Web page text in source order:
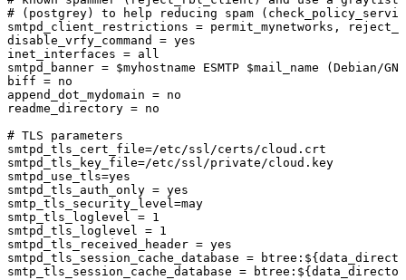
# (postgrey) to help reducing spam
smtpd_client_restrictions = permit_mynetworks,
disable_vrfy_command = yes
inet_interfaces = all
smtpd_banner = $myhostname ESMTP $mail_name (Debian/
biff = no
append_dot_mydomain = no
readme_directory = no
# TLS parameters
smtpd_tls_cert_file=/etc/ssl/certs/cloud.crt
smtpd_tls_key_file=/etc/ssl/private/cloud.key
smtpd_use_tls=yes
smtpd_tls_auth_only = yes
smtp_tls_security_level=may
smtp_tls_loglevel = 1
smtpd_tls_loglevel = 1
smtpd_tls_received_header = yes
smtpd_tls_session_cache_database =
smtp_tls_session_cache_database =